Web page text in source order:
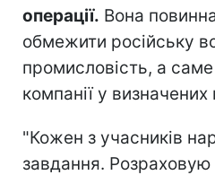
операції. Вона
обмежити російську
промисловість, а
компанії у
"Кожен з учасників
завдання. Розраховую